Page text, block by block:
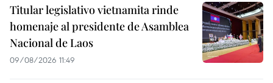
Titular legislativo vietnamita rinde
homenaje al presidente de Asamblea
Nacional de Laos
09/08/2026 11:49